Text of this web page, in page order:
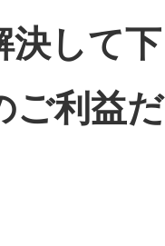
決して
ご利益